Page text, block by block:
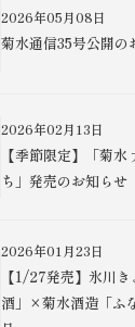
2026年05月08日
菊水通信35号公開の
2026年02月13日
【季節限定】「菊水
ち」発売のお知らせ
2026年01月23日
【1/27発売】氷川
酒」×菊水酒造「ふ